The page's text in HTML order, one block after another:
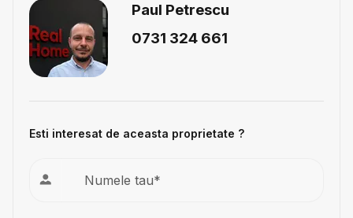
Paul Petrescu
0731 324 661
Esti interesat de aceasta proprietate ?